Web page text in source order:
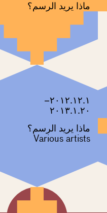
ماذا يريد الرسم؟
٢٠١٢.١٢.١–
٢٠١٣.١.٢٠
ماذا يريد الرسم؟
Various artists